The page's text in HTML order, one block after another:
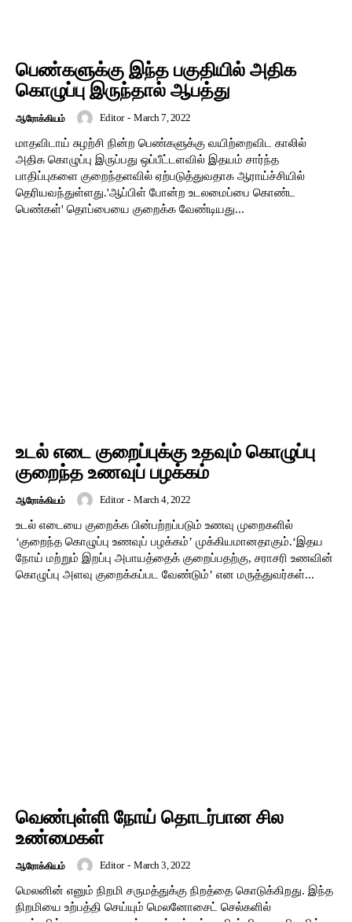
பெண்களுக்கு இந்த பகுதியில் அதிக
கொழுப்பு இருந்தால் ஆபத்து
ஆரோக்கியம் Editor - March 7, 2022
மாதவிடாய் சுழற்சி நின்ற பெண்களுக்கு வயிற்றைவிட காலில்
அதிக கொழுப்பு இருப்பது ஒப்பீட்டளவில் இதயம் சார்ந்த
பாதிப்புகளை குறைந்தளவில் ஏற்படுத்துவதாக ஆராய்ச்சியில்
தெரியவந்துள்ளது.'ஆப்பிள் போன்ற உடலமைப்பை கொண்ட
பெண்கள்' தொப்பையை குறைக்க வேண்டியது...
உடல் எடை குறைப்புக்கு உதவும் கொழுப்பு
குறைந்த உணவுப் பழக்கம்
ஆரோக்கியம் Editor - March 4, 2022
உடல் எடையை குறைக்க பின்பற்றப்படும் உணவு முறைகளில்
‘குறைந்த கொழுப்பு உணவுப் பழக்கம்’ முக்கியமானதாகும்.‘இதய
நோய் மற்றும் இறப்பு அபாயத்தைக் குறைப்பதற்கு, சராசரி உணவின்
கொழுப்பு அளவு குறைக்கப்பட வேண்டும்’ என மருத்துவர்கள்...
வெண்புள்ளி நோய் தொடர்பான சில
உண்மைகள்
ஆரோக்கியம் Editor - March 3, 2022
மெலனின் எனும் நிறமி சருமத்துக்கு நிறத்தை கொடுக்கிறது. இந்த
நிறமியை உற்பத்தி செய்யும் மெலனோசைட் செல்களில்